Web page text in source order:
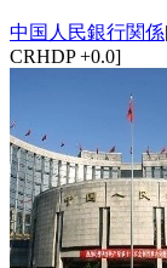
中国人民銀行関係
CRHDP +0.0]